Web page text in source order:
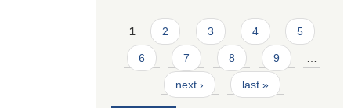
Pages
1 2 3 4 5
6 7 8 9
next › last »